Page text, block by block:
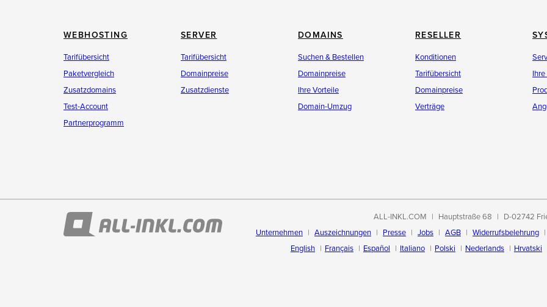
WEBHOSTING
Tarifübersicht
Paketvergleich
Zusatzdomains
Test-Account
Partnerprogramm
SERVER
Tarifübersicht
Domainpreise
Zusatzdienste
DOMAINS
Suchen & Bestellen
Domainpreise
Ihre Vorteile
Domain-Umzug
RESELLER
Konditionen
Tarifübersicht
Domainpreise
Verträge
ALL-INKL.COM Hauptstraße 68
D-02742
Unternehmen
Auszeichnungen Presse Jobs AGB
Widerrufsbelehrung
English
Français Español Italiano Polski Nederlands Hrvatski